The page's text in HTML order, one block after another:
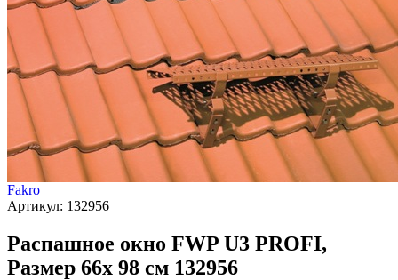
Fakro
Артикул: 132956
Распашное окно FWP U3 PROFI,
Размер 66х 98 см 132956